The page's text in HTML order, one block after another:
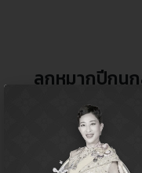
ลูกหมากปีกน
ล่างซ้าย
1,400.00
CERA NO.
รหัสสินค้า ซีร่า